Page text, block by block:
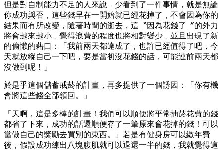
但是對自制能力不足的人來說，少看到了一件事情，就是無論
你成功與否，這些錢早在一開始就已經花掉了，不會因為你的
結果而有所改變，隨著時間的逝去，這〝因為花錢了〞的外力
將會越來越小，覺得浪費的程度也將相對變少，並且出現了新
的偷懶的藉口：「我前兩天都達成了，也許已經值得了吧，今
天就放縱自己一下吧，要是當初沒花錢的話，可能連前兩天都
沒做到呢！」
於是乎這個儲蓄戒菸的計畫，再多提供了一個誘因：「你有機
會將這些錢全部領回。」
「天啊，這是多棒的計畫！我們可以順便將平常抽菸花費的錢
都省了下來，成功的話還順便存了一筆原來會花掉的錢！可以
當做自己的獎勵去買別的東西。」若是有健身房可以繳年費
後，假設成功練出八塊腹肌就可以退還一半的錢，我就覺得這